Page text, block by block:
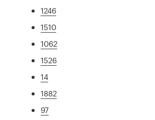
1246
1510
1062
1526
14
1882
97